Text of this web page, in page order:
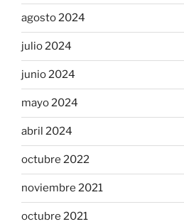
agosto 2024
julio 2024
junio 2024
mayo 2024
abril 2024
octubre 2022
noviembre 2021
octubre 2021